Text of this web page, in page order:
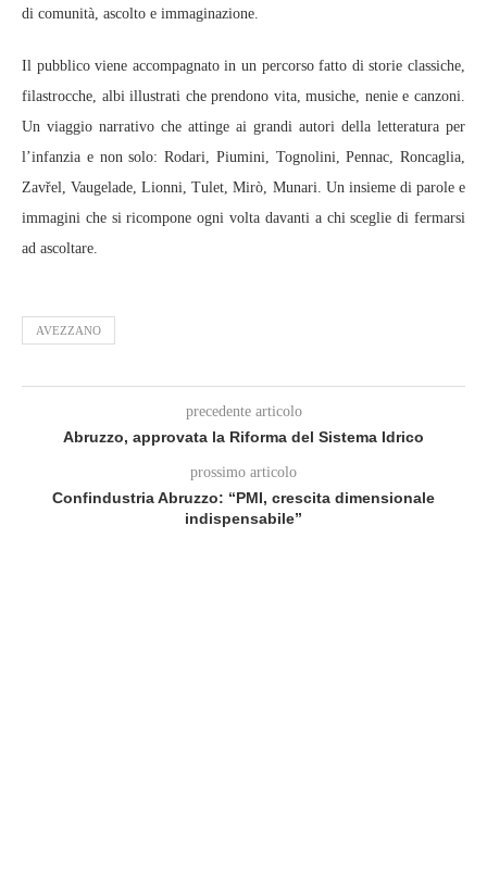
di comunità, ascolto e immaginazione.
Il pubblico viene accompagnato in un percorso fatto di storie classiche,
filastrocche, albi illustrati che prendono vita, musiche, nenie e canzoni.
Un viaggio narrativo che attinge ai grandi autori della letteratura per
l’infanzia e non solo: Rodari, Piumini, Tognolini, Pennac, Roncaglia,
Zavřel, Vaugelade, Lionni, Tulet, Mirò, Munari. Un insieme di parole e
immagini che si ricompone ogni volta davanti a chi sceglie di fermarsi
ad ascoltare.
AVEZZANO
precedente articolo
Abruzzo, approvata la Riforma del Sistema Idrico
prossimo articolo
Confindustria Abruzzo: “PMI, crescita dimensionale
indispensabile”